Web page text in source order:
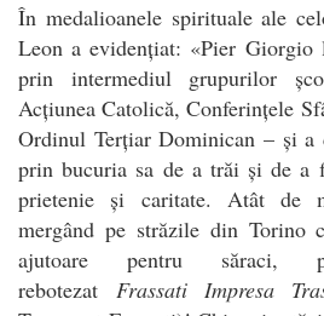
În medalioanele spirituale ale
Leon a evidențiat: «Pier
prin intermediul grupurilor
Acțiunea Catolică, Conferințele
Ordinul Terțiar Dominican – și a
prin bucuria sa de a trăi și de a
prietenie și caritate. Atât de
mergând pe străzile din Torino
ajutoare pentru săraci,
rebotezat Frassati Impresa